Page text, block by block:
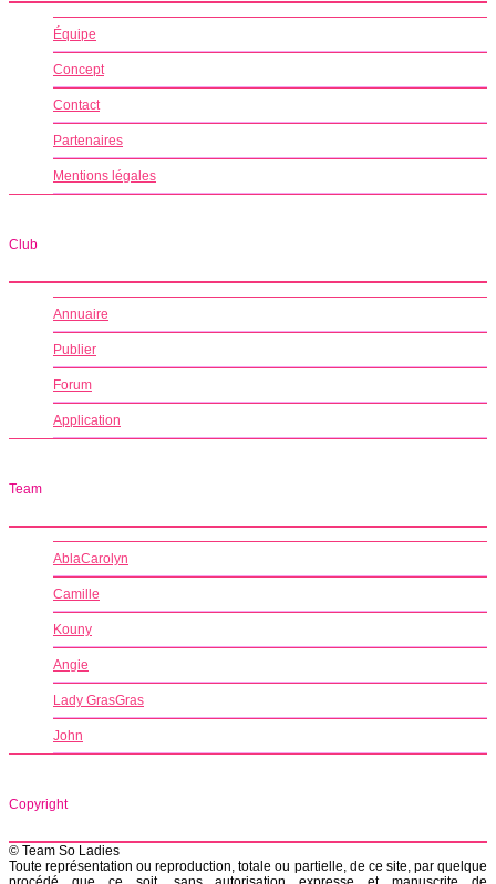
Équipe
Concept
Contact
Partenaires
Mentions légales
Club
Annuaire
Publier
Forum
Application
Team
AblaCarolyn
Camille
Kouny
Angie
Lady GrasGras
John
Copyright
© Team So Ladies
Toute représentation ou reproduction, totale ou partielle, de ce site, par quelque